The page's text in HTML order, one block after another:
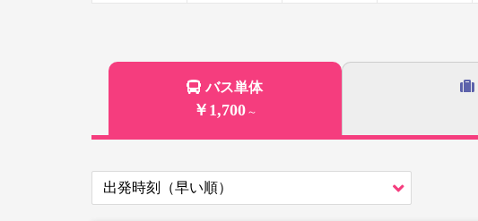
バス単体
￥1,700 ～